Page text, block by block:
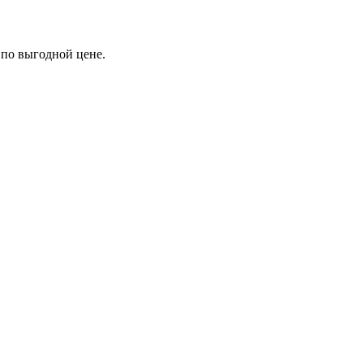
выгодной цене.